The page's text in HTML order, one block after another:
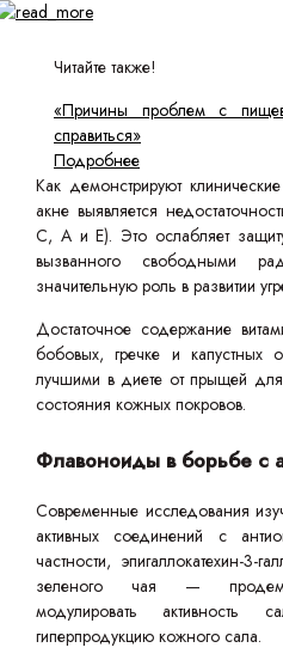
Читайте также!
«Причины проблем с
справиться»
Подробнее
Как демонстрируют
акне выявляется
С, А и Е). Это ослабляет
вызванного свободными
значительную роль в развитии
Достаточное содержание
бобовых, гречке и капустных
лучшими в диете от прыщей
состояния кожных покровов.
Флавоноиды в борьбе с
Современные исследования
активных соединений с
частности, эпигаллокатехин-
зеленого чая —
модулировать активность
гиперпродукцию кожного сала.